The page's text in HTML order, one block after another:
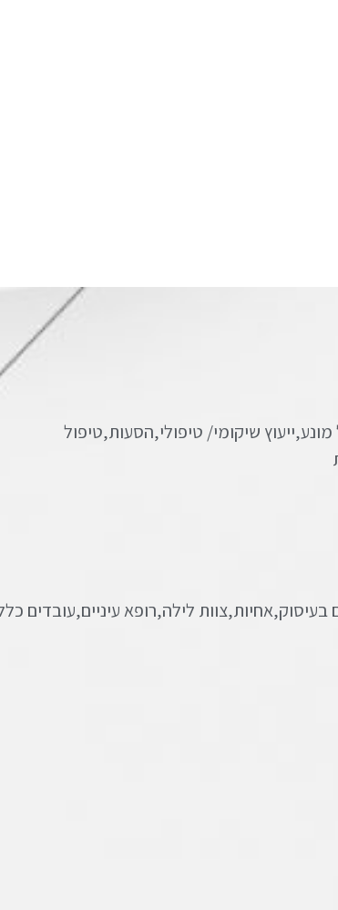
שיקומי/ טיפולי,הסעות,טיפול
לילה,רופא עיניים,עובדים